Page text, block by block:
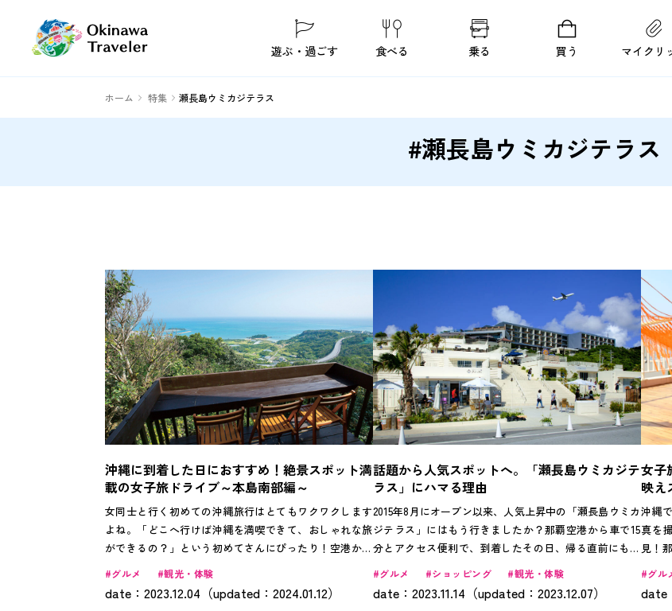
遊ぶ・過ごす 食べる 乗る 買う マイクリ
ホーム 特集 瀬長島ウミカジテラス
#瀬長島ウミカジテラス
沖縄に到着した日におすすめ！絶景スポット満
載の女子旅ドライブ～本島南部編～
女同士と行く初めての沖縄旅行はとてもワクワクします
よね。「どこへ行けば沖縄を満喫できて、おしゃれな旅
ができるの？」という初めてさんにぴったり！空港から
すぐ出発できる本島南部には絶景ドライブスポットが満
載です。定番をはじめ、知る人ぞ知るディープなスポッ
トまで……。沖縄を心ゆくまで楽しみましょう。
グルメ 観光・体験
date：2023.12.04（updated：2024.01.12）
話題から人気スポットへ。「瀬長島ウミカジテ
ラス」にハマる理由
2015年8月にオープン以来、人気上昇中の「瀬長島ウミカ
ジテラス」にはもう行きましたか？那覇空港から車で15
分とアクセス便利で、到着したその日、帰る直前にも気
軽に立ち寄ることができます。真っ青な空に映える真っ
白な建物には、飲食店や雑貨屋など45店舗が軒を連ね、
写真映えもバッチリ！手軽にリゾート気分を味わえるの
グルメ ショッピング 観光・体験
date：2023.11.14（updated：2023.12.07）
女子
映え
沖縄
真を
見！
カフ
えす
くな
グル
date